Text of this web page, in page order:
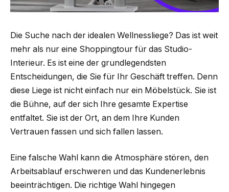
Die Suche nach der idealen Wellnessliege? Das ist weit
mehr als nur eine Shoppingtour für das Studio-
Interieur. Es ist eine der grundlegendsten
Entscheidungen, die Sie für Ihr Geschäft treffen. Denn
diese Liege ist nicht einfach nur ein Möbelstück. Sie ist
die Bühne, auf der sich Ihre gesamte Expertise
entfaltet. Sie ist der Ort, an dem Ihre Kunden
Vertrauen fassen und sich fallen lassen.
Eine falsche Wahl kann die Atmosphäre stören, den
Arbeitsablauf erschweren und das Kundenerlebnis
beeinträchtigen. Die richtige Wahl hingegen